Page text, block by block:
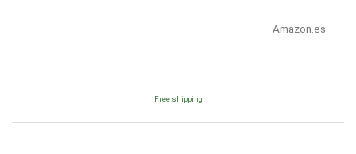
Amazon.es
Free shipping